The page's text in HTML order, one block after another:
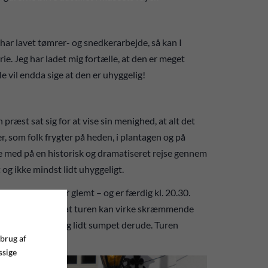
lavet tømrer- og snedkerarbejde, så kan I
Jeg har ladet mig fortælle, at den er meget
vil endda sige at den er uhyggelig!
præst sat sig for at vise sin menighed, at alt det
folk frygter på heden, i plantagen og på
på en historisk og dramatiseret rejse gennem
ikke mindst lidt uhyggeligt.
så i ikke bliver glemt – og er færdig kl. 20.30.
på, at turen kan virke skræmmende
sikkert koldt og lidt sumpet derude. Turen
af